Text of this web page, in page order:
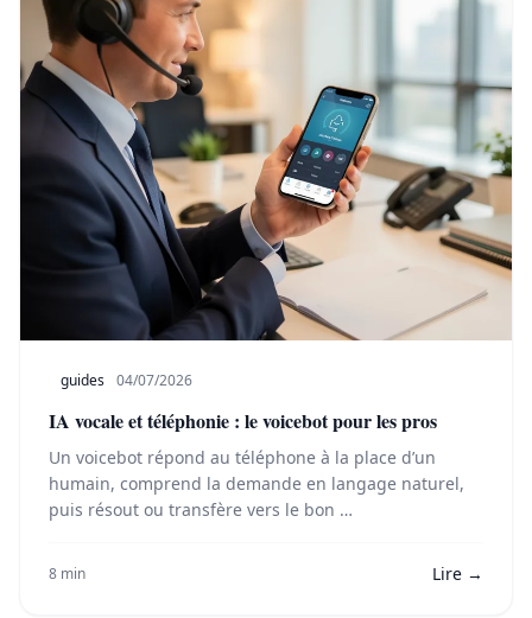
guides 04/07/2026
IA vocale et téléphonie : le voicebot pour les pros
Un voicebot répond au téléphone à la place d’un
humain, comprend la demande en langage naturel,
puis résout ou transfère vers le bon …
8 min Lire →